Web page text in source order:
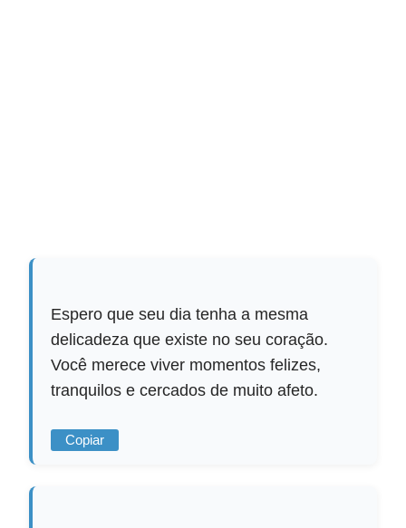
Espero que seu dia tenha a mesma
delicadeza que existe no seu coração.
Você merece viver momentos felizes,
tranquilos e cercados de muito afeto.
Copiar